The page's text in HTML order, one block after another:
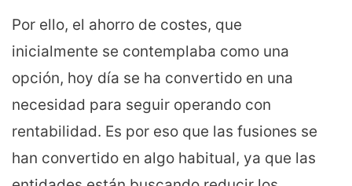
Por ello, el ahorro de costes, que
inicialmente se contemplaba como una
opción, hoy día se ha convertido en una
necesidad para seguir operando con
rentabilidad. Es por eso que las fusiones se
han convertido en algo habitual, ya que las